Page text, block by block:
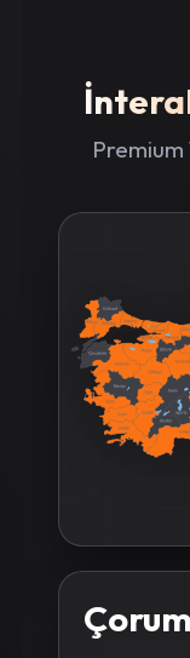
Premium
Çorum